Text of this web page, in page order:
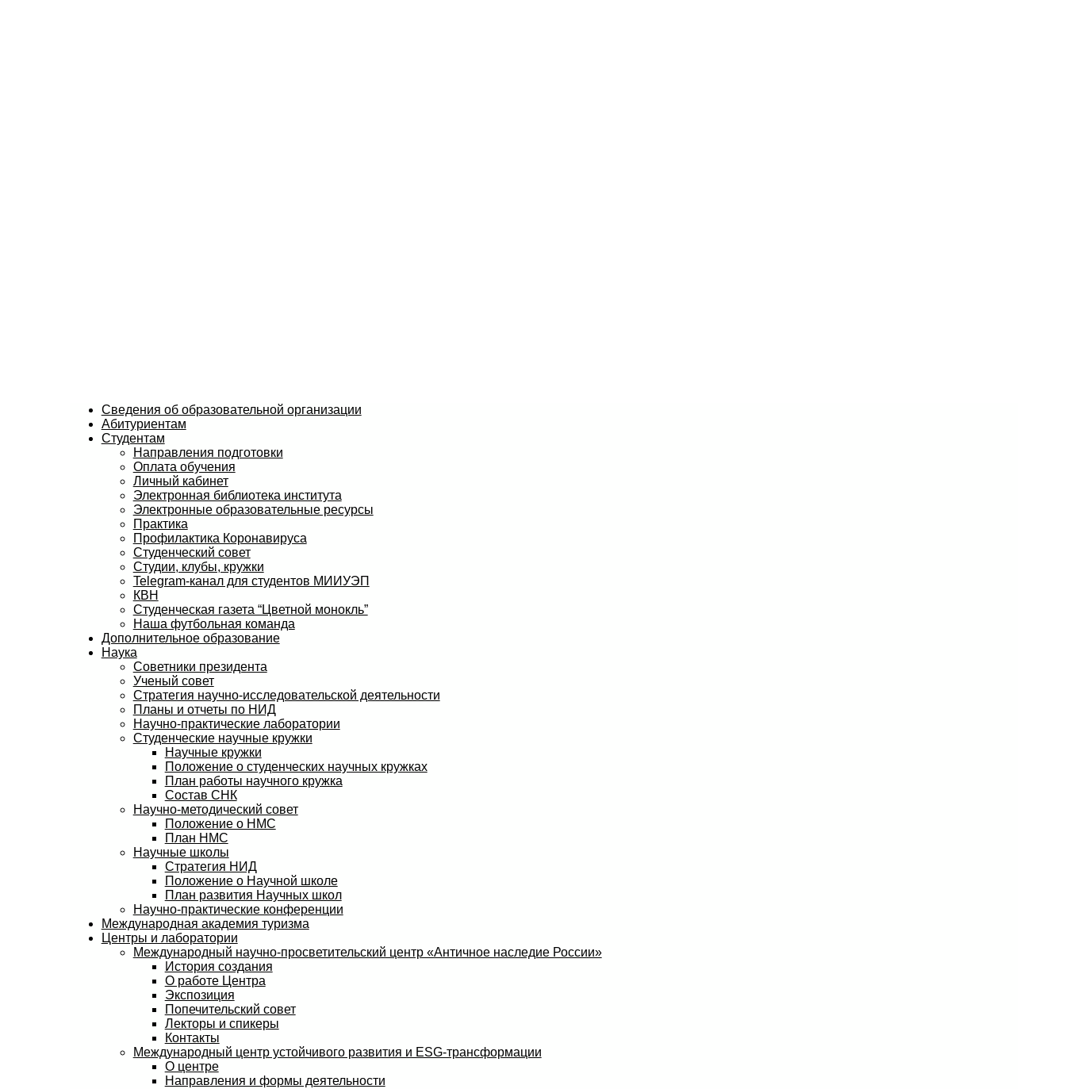
Сведения об образовательной организации
Абитуриентам
Студентам
Направления подготовки
Оплата обучения
Личный кабинет
Электронная библиотека института
Электронные образовательные ресурсы
Практика
Профилактика Коронавируса
Студенческий совет
Студии, клубы, кружки
Telegram-канал для студентов МИИУЭП
КВН
Студенческая газета “Цветной монокль”
Наша футбольная команда
Дополнительное образование
Наука
Советники президента
Ученый совет
Стратегия научно-исследовательской деятельности
Планы и отчеты по НИД
Научно-практические лаборатории
Студенческие научные кружки
Научные кружки
Положение о студенческих научных кружках
План работы научного кружка
Состав СНК
Научно-методический совет
Положение о НМС
План НМС
Научные школы
Стратегия НИД
Положение о Научной школе
План развития Научных школ
Научно-практические конференции
Международная академия туризма
Центры и лаборатории
Международный научно-просветительский центр «Античное наследие России»
История создания
О работе Центра
Экспозиция
Попечительский совет
Лекторы и спикеры
Контакты
Международный центр устойчивого развития и ESG-трансформации
О центре
Направления и формы деятельности